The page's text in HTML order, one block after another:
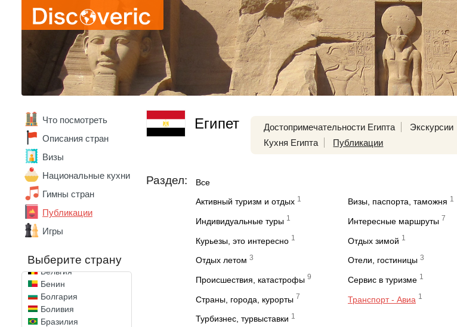
Что посмотреть
Описания стран
Визы
Национальные кухни
Гимны стран
Публикации
Игры
Выберите страну
Австралия
Австрия
Азербайджан
Алжир
Ангола
Аргентина
Беларусь
Бельгия
Бенин
Болгария
Боливия
Бразилия
Египет Достопримечательности Египта Экскурсии
Кухня Египта
Публикации
Раздел: Все
Активный туризм и отдых 1 Визы, паспорта, таможня 1
Индивидуальные туры 1 Интересные маршруты 7
Курьезы, это интересно 1 Отдых зимой 1
Отдых летом 3 Отели, гостиницы 3
Происшествия, катастрофы 9 Сервис в туризме 1
Страны, города, курорты 7 Транспорт - Авиа 1
Турбизнес, турвыставки 1